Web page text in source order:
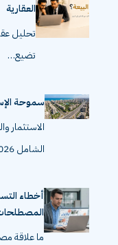
العقارية
تحليل
تضيع…
سموحة الإسكندرية 2026 |
الاستثمار
الشامل 2026 تعتبر…
أخطاء
ما علاقة